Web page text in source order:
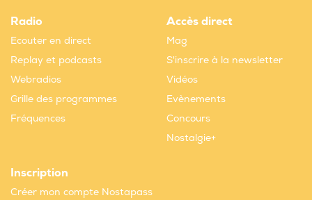
Radio
Ecouter en direct
Replay et podcasts
Webradios
Grille des programmes
Fréquences
Accès direct
Mag
S'inscrire à la newsletter
Vidéos
Evènements
Concours
Nostalgie+
Inscription
Créer mon compte Nostapass